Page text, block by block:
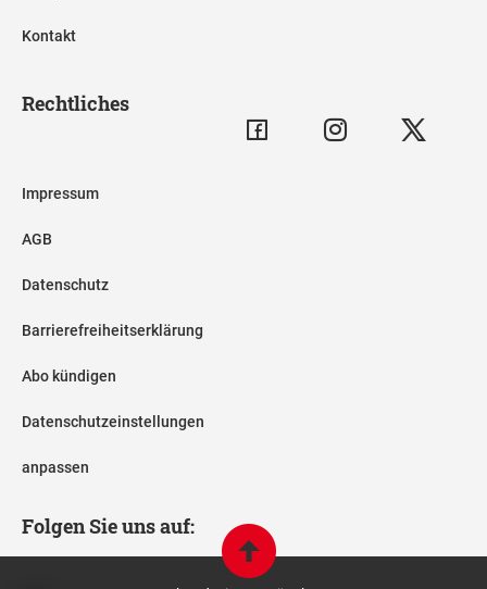
Kontakt
Rechtliches
Impressum
AGB
Datenschutz
Barrierefreiheitserklärung
Abo kündigen
Datenschutzeinstellungen
anpassen
Folgen Sie uns auf: